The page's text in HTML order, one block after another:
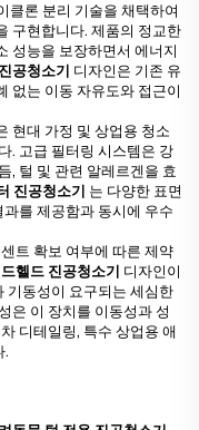
클론 분리 기술을 채택하여
구현합니다. 제품의 정교한
성능을 보장하면서 에너지
공청소기 디자인은 기존 유
없는 이동 자유도와 접근이
현대 가정 및 상업용 청소
. 고급 필터링 시스템은 강
, 털 및 관련 알레르겐을 효
진공청소기 는 다양한 표면
를 제공함과 동시에 우수
트 확보 여부에 따른 제약
헬드 진공청소기 디자인이
기동성이 요구되는 세심한
은 이 장치를 이동성과 성
디테일링, 특수 상업용 애
.